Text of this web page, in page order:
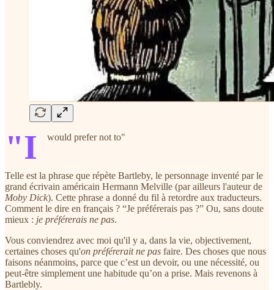
"I would prefer not to"
Telle est la phrase que répète Bartleby, le personnage inventé par le
grand écrivain américain Hermann Melville (par ailleurs l'auteur de
Moby Dick). Cette phrase a donné du fil à retordre aux traducteurs.
Comment le dire en français ? “Je préférerais pas ?” Ou, sans doute
mieux : je préférerais ne pas.
Vous conviendrez avec moi qu'il y a, dans la vie, objectivement,
certaines choses qu'on préférerait ne pas faire. Des choses que nous
faisons néanmoins, parce que c’est un devoir, ou une nécessité, ou
peut-être simplement une habitude qu’on a prise. Mais revenons à
Bartlebly.